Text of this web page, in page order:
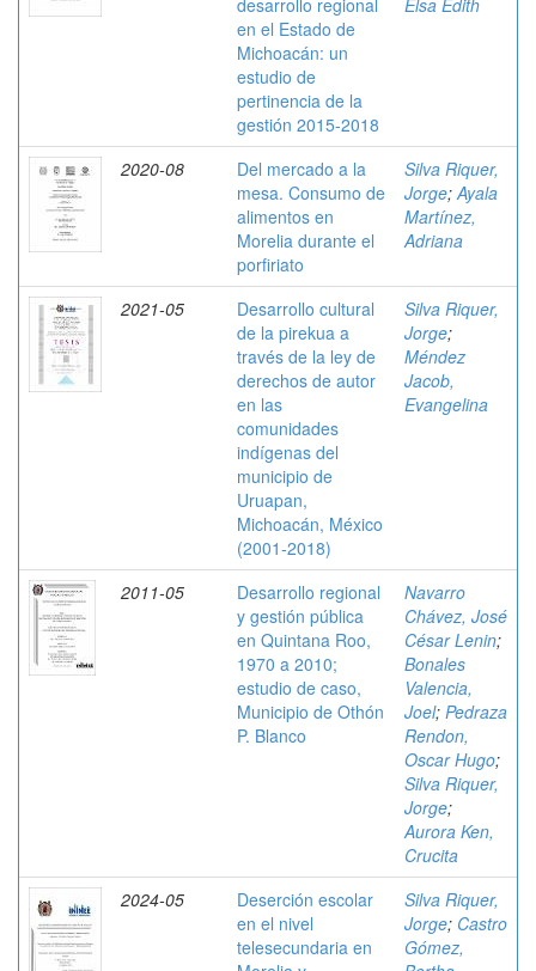
desarrollo regional
en el Estado de
Michoacán: un
estudio de
pertinencia de la
gestión 2015-2018
Elsa Edith
2020-08
Del mercado a la
mesa. Consumo de
alimentos en
Morelia durante el
porfiriato
Silva Riquer,
Jorge;Ayala
Martínez,
Adriana
2021-05
Desarrollo cultural
de la pirekua a
través de la ley de
derechos de autor
en las
comunidades
indígenas del
municipio de
Uruapan,
Michoacán, México
(2001-2018)
Silva Riquer,
Jorge;
Méndez
Jacob,
Evangelina
2011-05
Desarrollo regional
y gestión pública
en Quintana Roo,
1970 a 2010;
estudio de caso,
Municipio de Othón
P. Blanco
Navarro
Chávez, José
César Lenin;
Bonales
Valencia,
Joel; Pedraza
Rendon,
Oscar Hugo;
Silva Riquer,
Jorge;
Aurora Ken,
Crucita
2024-05
Deserción escolar
en el nivel
telesecundaria en
Silva Riquer,
Jorge; Castro
Gómez,